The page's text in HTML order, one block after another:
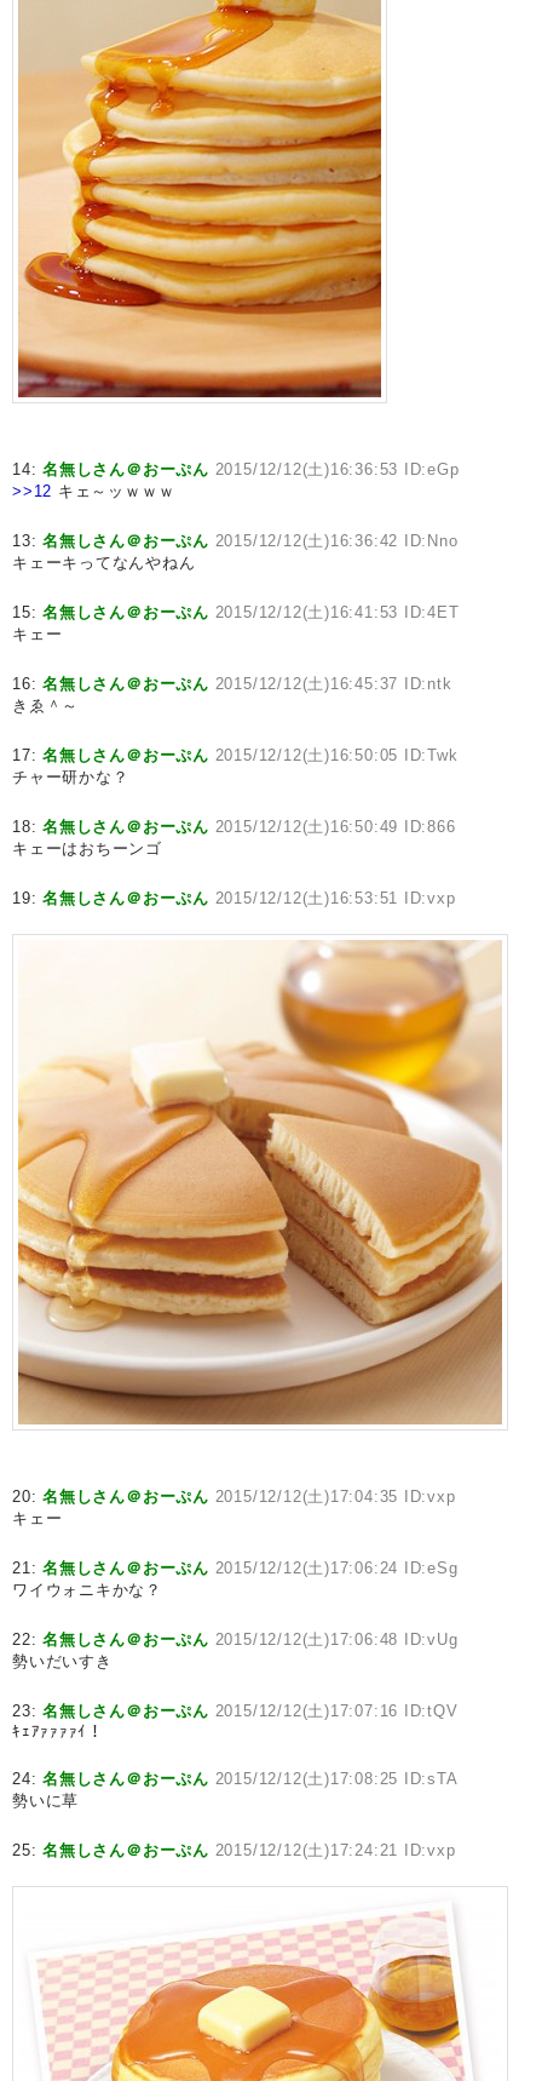
14:名無しさん＠おーぷん 2015/12/12(土)16:36:53 ID:eGp
>>12 キェ～ッｗｗｗ
13:名無しさん＠おーぷん 2015/12/12(土)16:36:42 ID:Nno
キェーキってなんやねん
15:名無しさん＠おーぷん 2015/12/12(土)16:41:53 ID:4ET
キェー
16:名無しさん＠おーぷん 2015/12/12(土)16:45:37 ID:ntk
きゑ＾～
17:名無しさん＠おーぷん 2015/12/12(土)16:50:05 ID:Twk
チャー研かな？
18:名無しさん＠おーぷん 2015/12/12(土)16:50:49 ID:866
キェーはおちーンゴ
19:名無しさん＠おーぷん 2015/12/12(土)16:53:51 ID:vxp
20:名無しさん＠おーぷん 2015/12/12(土)17:04:35 ID:vxp
キェー
21:名無しさん＠おーぷん 2015/12/12(土)17:06:24 ID:eSg
ワイウォニキかな？
22:名無しさん＠おーぷん 2015/12/12(土)17:06:48 ID:vUg
勢いだいすき
23:名無しさん＠おーぷん 2015/12/12(土)17:07:16 ID:tQV
ｷｪｱｧｧｧｧｲ！
24:名無しさん＠おーぷん 2015/12/12(土)17:08:25 ID:sTA
勢いに草
25:名無しさん＠おーぷん 2015/12/12(土)17:24:21 ID:vxp